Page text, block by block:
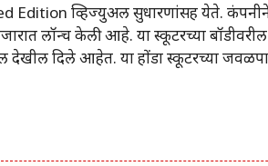
व्हिज्युअल सुधारणांसह येते. कंपनीने
लॉन्च केली आहे. या स्कूटरच्या बॉडीवरील
देखील दिले आहेत. या होंडा स्कूटरच्या